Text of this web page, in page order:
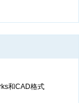
和CAD格式